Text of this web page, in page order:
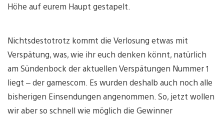
Höhe auf eurem Haupt gestapelt.
Nichtsdestotrotz kommt die Verlosung etwas mit
Verspätung, was, wie ihr euch denken könnt, natürlich
am Sündenbock der aktuellen Verspätungen Nummer 1
liegt – der gamescom. Es wurden deshalb auch noch alle
bisherigen Einsendungen angenommen. So, jetzt wollen
wir aber so schnell wie möglich die Gewinner